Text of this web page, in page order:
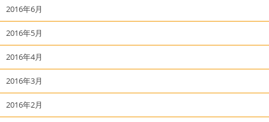
2016年6月
2016年5月
2016年4月
2016年3月
2016年2月